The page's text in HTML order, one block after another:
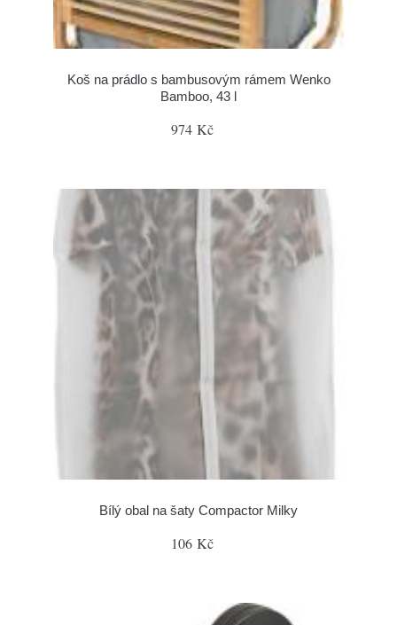
Koš na prádlo s bambusovým rámem Wenko
Bamboo, 43 l
974 Kč
Bílý obal na šaty Compactor Milky
106 Kč